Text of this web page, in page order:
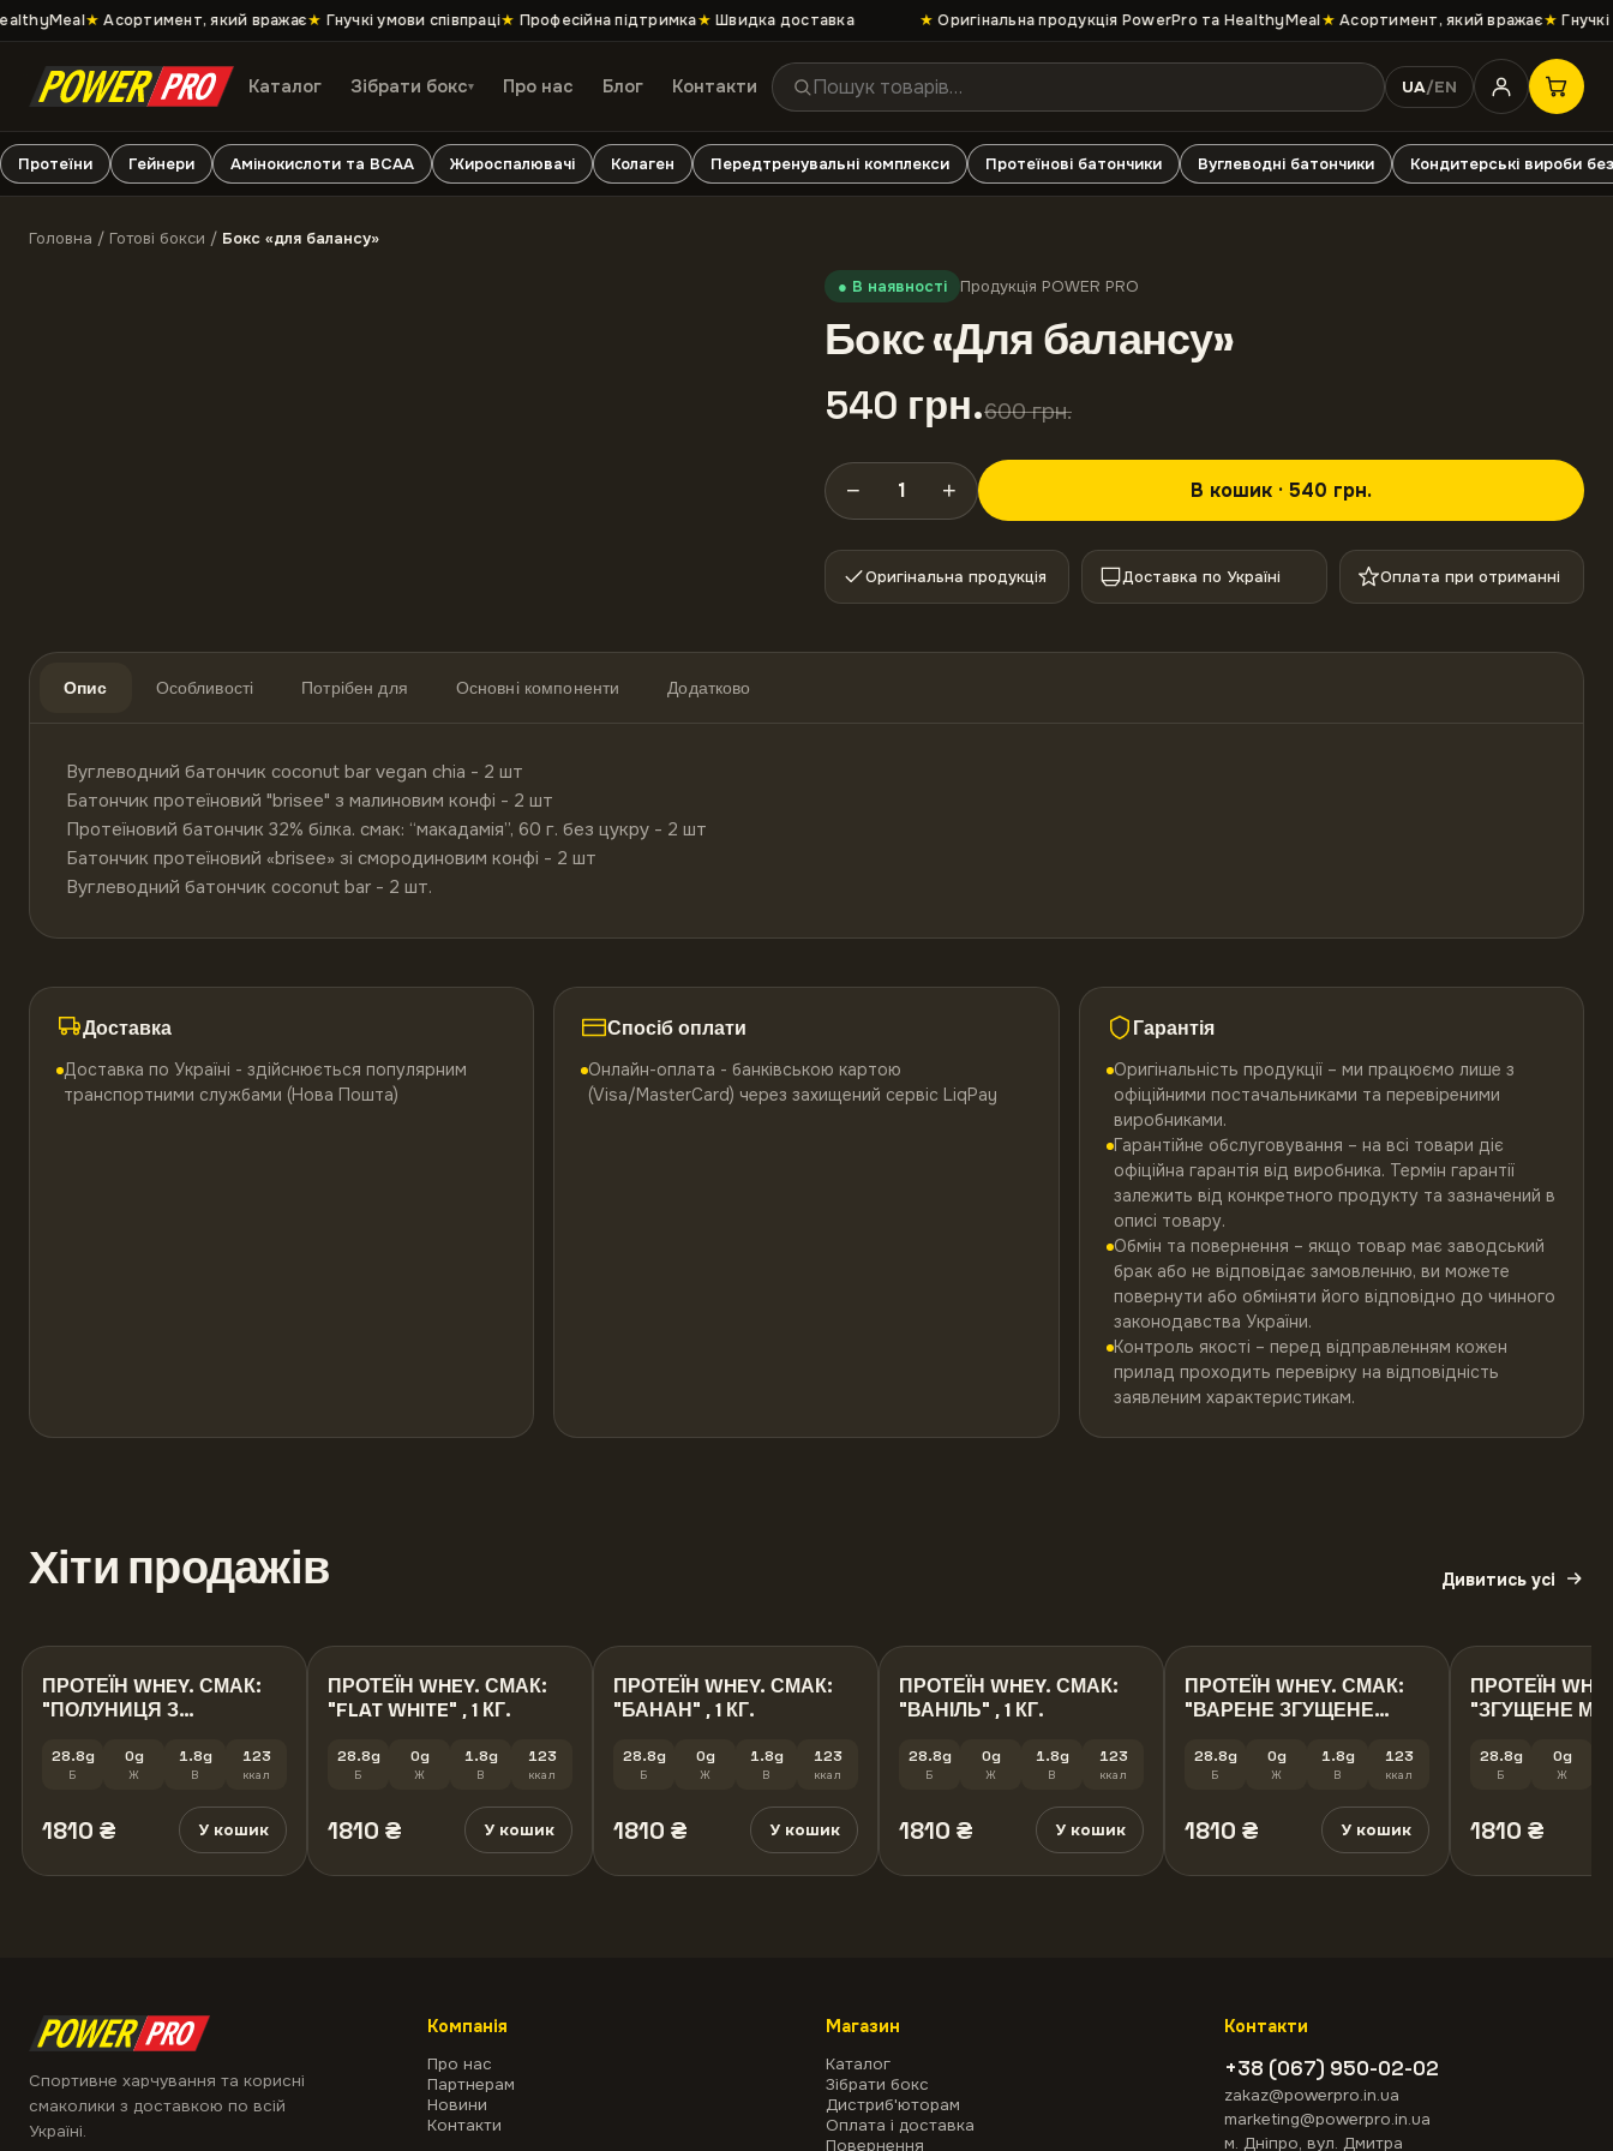
★ Асортимент, який вражає★ Гнучкі умови співпраці★ Професійна підтримка★ Швидка доставка Оригінальна продукція PowerPro та HealthyMeal★ Асортимент, який вражає★ Гнучкі
Каталог Зібрати бокс▾ Про нас Блог Контакти UA/EN
Протеїни Гейнери Амінокислоти та ВСАА Жироспалювачі Колаген Передтренувальні комплекси Протеїнові батончики Вуглеводні батончики Кондитерські вироби
Головна / Готові бокси / Бокс «для балансу»
● В наявності Продукція POWER PRO
Бокс «Для балансу»
540 грн.600 грн.
− 1 + В кошик · 540 грн.
Оригінальна продукція Доставка по Україні Оплата при отриманні
Опис Особливості Потрібен для Основні компоненти Додатково
Вуглеводний батончик coconut bar vegan chia - 2 шт
Батончик протеїновий "brisee" з малиновим конфі - 2 шт
Протеїновий батончик 32% білка. cмак: “макадамія”, 60 г. без цукру - 2 шт
Батончик протеїновий «brisee» зі смородиновим конфі - 2 шт
Вуглеводний батончик coconut bar - 2 шт.
Доставка
Доставка по Україні - здійснюється популярним
транспортними службами (Нова Пошта)
Спосіб оплати
Онлайн-оплата - банківською картою
(Visa/MasterCard) через захищений сервіс LiqPay
Гарантія
Оригінальність продукції – ми працюємо лише з
офіційними постачальниками та перевіреними
виробниками.
Гарантійне обслуговування – на всі товари діє
офіційна гарантія від виробника. Термін гарантії
залежить від конкретного продукту та зазначений в
описі товару.
Обмін та повернення – якщо товар має заводський
брак або не відповідає замовленню, ви можете
повернути або обміняти його відповідно до чинного
законодавства України.
Контроль якості – перед відправленням кожен
прилад проходить перевірку на відповідність
заявленим характеристикам.
Хіти продажів Дивитись усі
ПРОТЕЇН WHEY. СМАК:
"ПОЛУНИЦЯ З
28.8g
Б
0g
Ж
1.8g
В
123
ккал
1810 ₴ У кошик
ПРОТЕЇН WHEY. СМАК:
"FLAT WHITE" , 1 КГ.
28.8g
Б
0g
Ж
1.8g
В
123
ккал
1810 ₴ У кошик
ПРОТЕЇН WHEY. СМАК:
"БАНАН" , 1 КГ.
28.8g
Б
0g
Ж
1.8g
В
123
ккал
1810 ₴ У кошик
ПРОТЕЇН WHEY. СМАК:
"ВАНІЛЬ" , 1 КГ.
28.8g
Б
0g
Ж
1.8g
В
123
ккал
1810 ₴ У кошик
ПРОТЕЇН WHEY. СМАК:
"ВАРЕНЕ ЗГУЩЕНЕ
28.8g
Б
0g
Ж
1.8g
В
123
ккал
1810 ₴ У кошик
ПРОТЕЇН
"ЗГУЩЕНЕ
28.8g
Б
0g
Ж
1810 ₴
Спортивне харчування та корисні
смаколики з доставкою по всій
Україні.
Компанія
Про нас
Партнерам
Новини
Контакти
Магазин
Каталог
Зібрати бокс
Дистриб'юторам
Оплата і доставка
Повернення
Контакти
+38 (067) 950-02-02
zakaz@powerpro.in.ua
marketing@powerpro.in.ua
м. Дніпро, вул. Дмитра